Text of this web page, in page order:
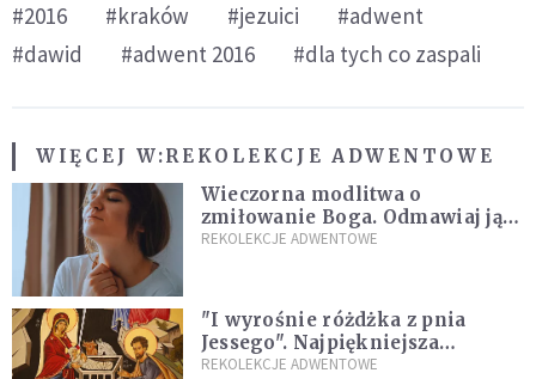
#2016 #kraków #jezuici
#adwent
#dawid
#adwent 2016 #dla tych co zaspali
WIĘCEJ W:REKOLEKCJE ADWENTOWE
Wieczorna modlitwa o
zmiłowanie Boga. Odmawiaj ją,
gdy jest ci w życiu źle
REKOLEKCJE ADWENTOWE
"I wyrośnie różdżka z pnia
Jessego". Najpiękniejsza
zapowiedź Mesjasza w Piśmie
REKOLEKCJE ADWENTOWE